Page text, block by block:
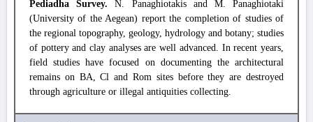
Pediadha Survey. N. Panaghiotakis and M. Panaghiotaki
(University of the Aegean) report the completion of studies of
the regional topography, geology, hydrology and botany; studies
of pottery and clay analyses are well advanced. In recent years,
field studies have focused on documenting the architectural
remains on BA, Cl and Rom sites before they are destroyed
through agriculture or illegal antiquities collecting.